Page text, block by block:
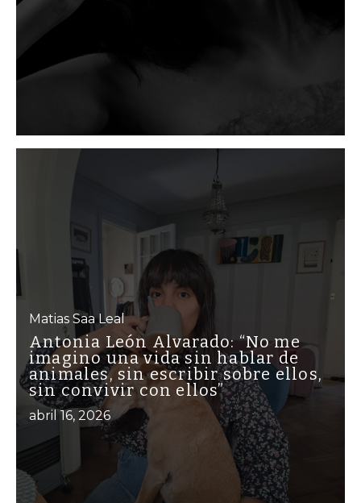
Matias Saa Leal
Antonia León Alvarado: “No me
imagino una vida sin hablar de
animales, sin escribir sobre ellos,
sin convivir con ellos”
abril 16, 2026